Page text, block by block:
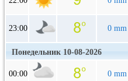
23:00 0 mm
Понедельник 10-08-2026
00:00 0 mm